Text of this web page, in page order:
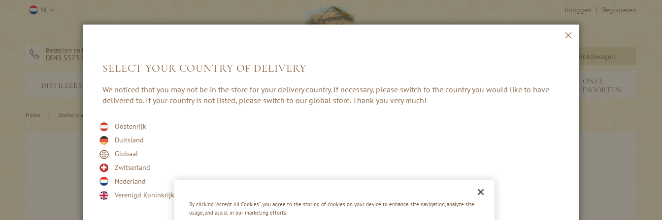
Ga
Inloggen Registreren
Selecteer
NL
Bestellen en hulp
0043 5573 82203 Winkelwagen
DISTILLEERDERIJ
DRANK
CREAMS
& PUNCH
ACCESSOIRES
NIEUW
ONZE
FRUITSOORTEN
Home Sterke drank
By clicking “Accept All Cookies”, you agree to the storing of cookies on your device to enhance site navigation, analyze site
usage, and assist in our marketing efforts.
SELECT YOUR COUNTRY OF DELIVERY
We noticed that you may not be in the store for your delivery country. If necessary, please switch to the country you would like to have
delivered to. If your country is not listed, please switch to our global store. Thank you very much!
Oostenrijk
Duitsland
Globaal
Zwitserland
Nederland
Verenigd Koninkrijk